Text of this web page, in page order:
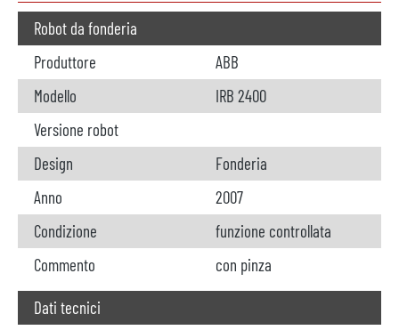
Robot da fonderia
Produttore
ABB
Modello
IRB 2400
Versione robot
Design
Fonderia
Anno
2007
Condizione
funzione controllata
Commento
con pinza
Dati tecnici